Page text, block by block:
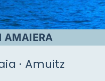
AMAIERA
· Amuitz